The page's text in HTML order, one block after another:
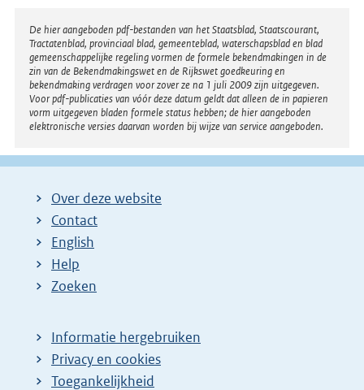
Disclaimer
De hier aangeboden pdf-bestanden van het Staatsblad, Staatscourant,
Tractatenblad, provinciaal blad, gemeenteblad, waterschapsblad en blad
gemeenschappelijke regeling vormen de formele bekendmakingen in de
zin van de Bekendmakingswet en de Rijkswet goedkeuring en
bekendmaking verdragen voor zover ze na 1 juli 2009 zijn uitgegeven.
Voor pdf-publicaties van vóór deze datum geldt dat alleen de in papieren
vorm uitgegeven bladen formele status hebben; de hier aangeboden
elektronische versies daarvan worden bij wijze van service aangeboden.
Over deze website
Contact
English
Help
Zoeken
Informatie hergebruiken
Privacy en cookies
Toegankelijkheid